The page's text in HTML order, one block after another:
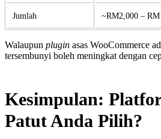
Jumlah ~RM2,000 –
Walaupun plugin asas WooCommerce
tersembunyi boleh meningkat dengan
Kesimpulan:
Patut Anda Pilih?